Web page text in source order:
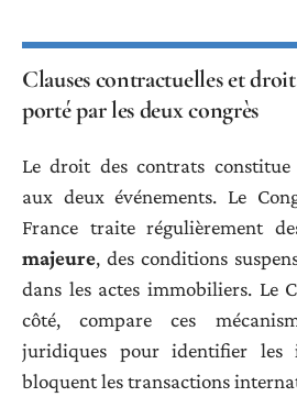
Clauses contractuelles et
porté par les deux congrès
Le droit des contrats
aux deux événements. Le
France traite régulièrement
majeure, des conditions
dans les actes immobiliers. Le
côté, compare ces
juridiques pour identifier les
bloquent les transactions